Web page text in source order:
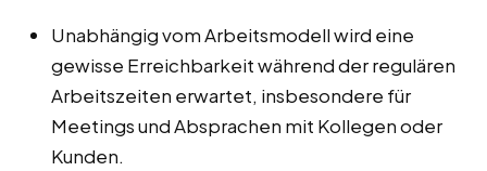
Unabhängig vom Arbeitsmodell wird eine
gewisse Erreichbarkeit während der regulären
Arbeitszeiten erwartet, insbesondere für
Meetings und Absprachen mit Kollegen oder
Kunden.